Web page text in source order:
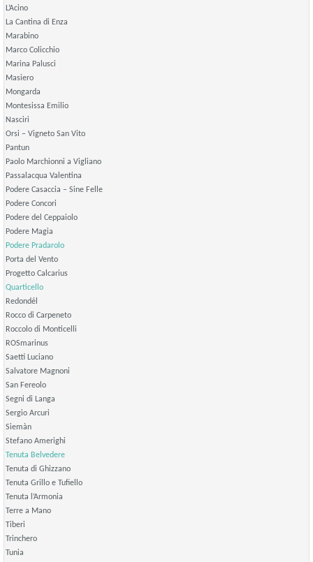
L’Acino
La Cantina di Enza
Marabino
Marco Colicchio
Marina Palusci
Masiero
Mongarda
Montesissa Emilio
Nasciri
Orsi – Vigneto San Vito
Pantun
Paolo Marchionni a Vigliano
Passalacqua Valentina
Podere Casaccia – Sine Felle
Podere Concori
Podere del Ceppaiolo
Podere Magia
Podere Pradarolo
Porta del Vento
Progetto Calcarius
Quarticello
Redondél
Rocco di Carpeneto
Roccolo di Monticelli
ROSmarinus
Saetti Luciano
Salvatore Magnoni
San Fereolo
Segni di Langa
Sergio Arcuri
Siemàn
Stefano Amerighi
Tenuta Belvedere
Tenuta di Ghizzano
Tenuta Grillo e Tufiello
Tenuta l’Armonia
Terre a Mano
Tiberi
Trinchero
Tunia